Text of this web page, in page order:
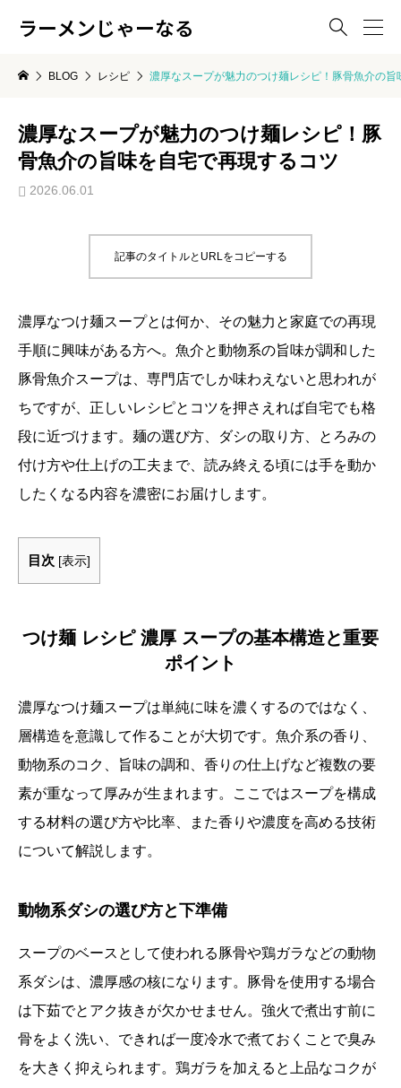
ラーメンじゃーなる 
BLOG レシピ 濃厚なスープが魅力のつけ麺レシピ！豚骨魚介の
濃厚なスープが魅力のつけ麺レシピ！豚
骨魚介の旨味を自宅で再現するコツ
2026.06.01
記事のタイトルとURLをコピーする
濃厚なつけ麺スープとは何か、その魅力と家庭での再現
手順に興味がある方へ。魚介と動物系の旨味が調和した
豚骨魚介スープは、専門店でしか味わえないと思われが
ちですが、正しいレシピとコツを押さえれば自宅でも格
段に近づけます。麺の選び方、ダシの取り方、とろみの
付け方や仕上げの工夫まで、読み終える頃には手を動か
したくなる内容を濃密にお届けします。
目次 [表示]
つけ麺 レシピ 濃厚 スープの基本構造と重要
ポイント
濃厚なつけ麺スープは単純に味を濃くするのではなく、
層構造を意識して作ることが大切です。魚介系の香り、
動物系のコク、旨味の調和、香りの仕上げなど複数の要
素が重なって厚みが生まれます。ここではスープを構成
する材料の選び方や比率、また香りや濃度を高める技術
について解説します。
動物系ダシの選び方と下準備
スープのベースとして使われる豚骨や鶏ガラなどの動物
系ダシは、濃厚感の核になります。豚骨を使用する場合
は下茹でとアク抜きが欠かせません。強火で煮出す前に
骨をよく洗い、できれば一度冷水で煮ておくことで臭み
を大きく抑えられます。鶏ガラを加えると上品なコクが